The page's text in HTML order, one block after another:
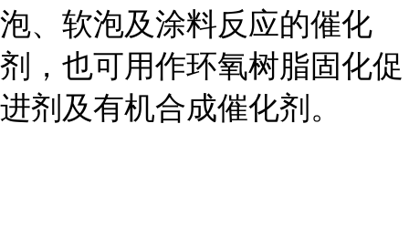
泡、软泡及涂料反应的催化
剂，也可用作环氧树脂固化促
进剂及有机合成催化剂。